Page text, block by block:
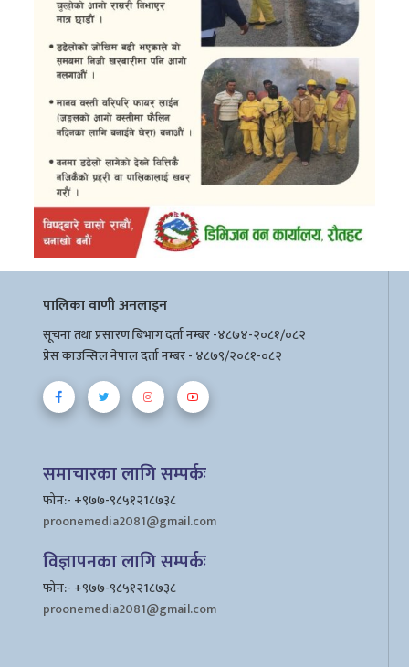
पालिका वाणी अनलाइन
सूचना तथा प्रसारण बिभाग दर्ता नम्बर -४८७४-२०८१/०८२
प्रेस काउन्सिल नेपाल दर्ता नम्बर - ४८७९/२०८१-०८२
समाचारका लागि सम्पर्कः
फोन:- +९७७-९८५१२1८७३८
proonemedia2081@gmail.com
विज्ञापनका लागि सम्पर्कः
फोन:- +९७७-९८५१२1८७३८
proonemedia2081@gmail.com